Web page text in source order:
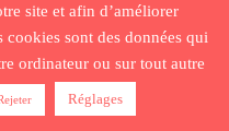
MENTIONS LÉGALES •
•
site et afin d’améliorer
cookies sont des données qui
ordinateur ou sur tout autre
Réglages